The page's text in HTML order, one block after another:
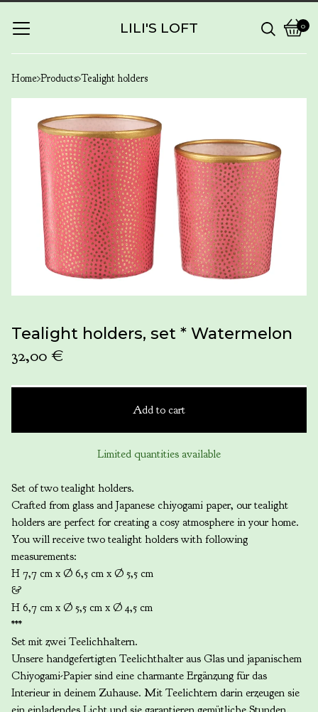
LILI'S LOFT 0
View
cart
0
items
Home Products Tealight holders
Tealight holders, set * Watermelon
32,00 €
Add to cart
Limited quantities available
Set of two tealight holders.
Crafted from glass and Japanese chiyogami paper, our tealight
holders are perfect for creating a cosy atmosphere in your home.
You will receive two tealight holders with following
measurements:
H 7,7 cm x Ø 6,5 cm x Ø 5,5 cm
&
H 6,7 cm x Ø 5,5 cm x Ø 4,5 cm
***
Set mit zwei Teelichhaltern.
Unsere handgefertigten Teelichthalter aus Glas und japanischem
Chiyogami-Papier sind eine charmante Ergänzung für das
Interieur in deinem Zuhause. Mit Teelichtern darin erzeugen sie